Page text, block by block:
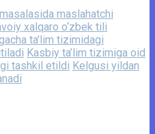
maslahatchi
xalqaro o‘zbek tili
ta’lim tizimidagi
Kasbiy ta’lim tizimiga oid
tashkil etildi Kelgusi yildan